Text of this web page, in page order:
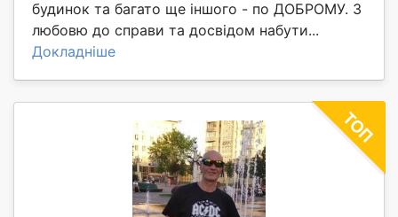
будинок та багато ще іншого - по ДОБРОМУ. З
любовю до справи та досвідом набути...
Докладніше